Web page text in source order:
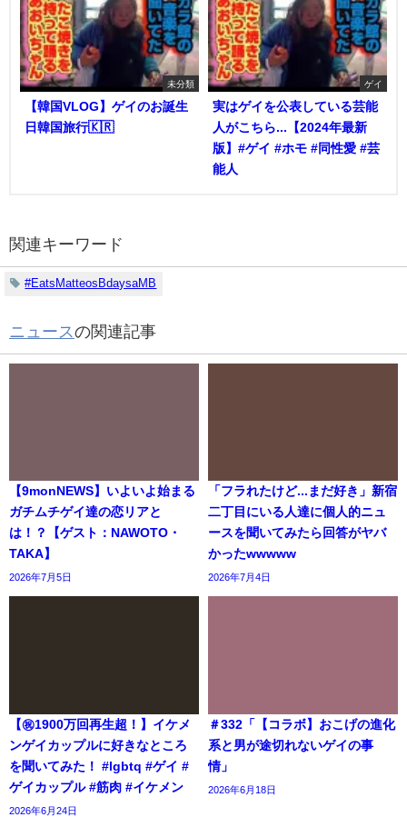
未分類
【韓国VLOG】ゲイのお誕生
日韓国旅行🇰🇷
ゲイ
実はゲイを公表している芸能
人がこちら...【2024年最新
版】#ゲイ #ホモ #同性愛 #芸
能人
関連キーワード
#EatsMatteosBdaysaMB
ニュースの関連記事
【9monNEWS】いよいよ始まる
ガチムチゲイ達の恋リアと
は！？【ゲスト：NAWOTO・
TAKA】
2026年7月5日
「フラれたけど...まだ好き」新宿
二丁目にいる人達に個人的ニュ
ースを聞いてみたら回答がヤバ
かったwwwww
2026年7月4日
【㊗️1900万回再生超！】イケメ
ンゲイカップルに好きなところ
を聞いてみた！ #lgbtq #ゲイ #
ゲイカップル #筋肉 #イケメン
2026年6月24日
＃332「【コラボ】おこげの進化
系と男が途切れないゲイの事
情」
2026年6月18日